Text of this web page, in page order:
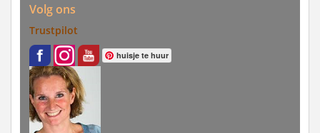
Volg ons
Trustpilot
huisje te huur